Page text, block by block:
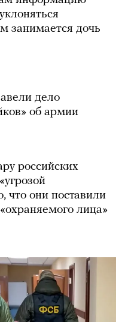
занимается дочь
дело
об армии
российских
что они поставили
лица»